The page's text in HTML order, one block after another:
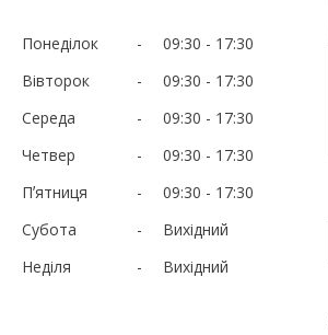
Понеділок 09:30
17:30
Вівторок
09:30
17:30
Середа
09:30
17:30
Четвер
09:30
17:30
Пʼятниця
09:30
17:30
Субота
Вихідний
Неділя
Вихідний